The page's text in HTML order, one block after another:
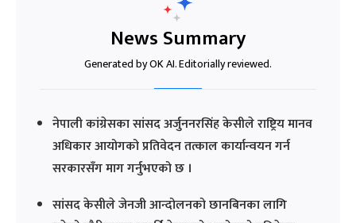
News Summary
Generated by OK AI. Editorially reviewed.
नेपाली कांग्रेसका सांसद अर्जुननरसिंह केसीले राष्ट्रिय मानव
अधिकार आयोगको प्रतिवेदन तत्काल कार्यान्वयन गर्न
सरकारसँग माग गर्नुभएको छ ।
सांसद केसीले जेनजी आन्दोलनको छानबिनका लागि